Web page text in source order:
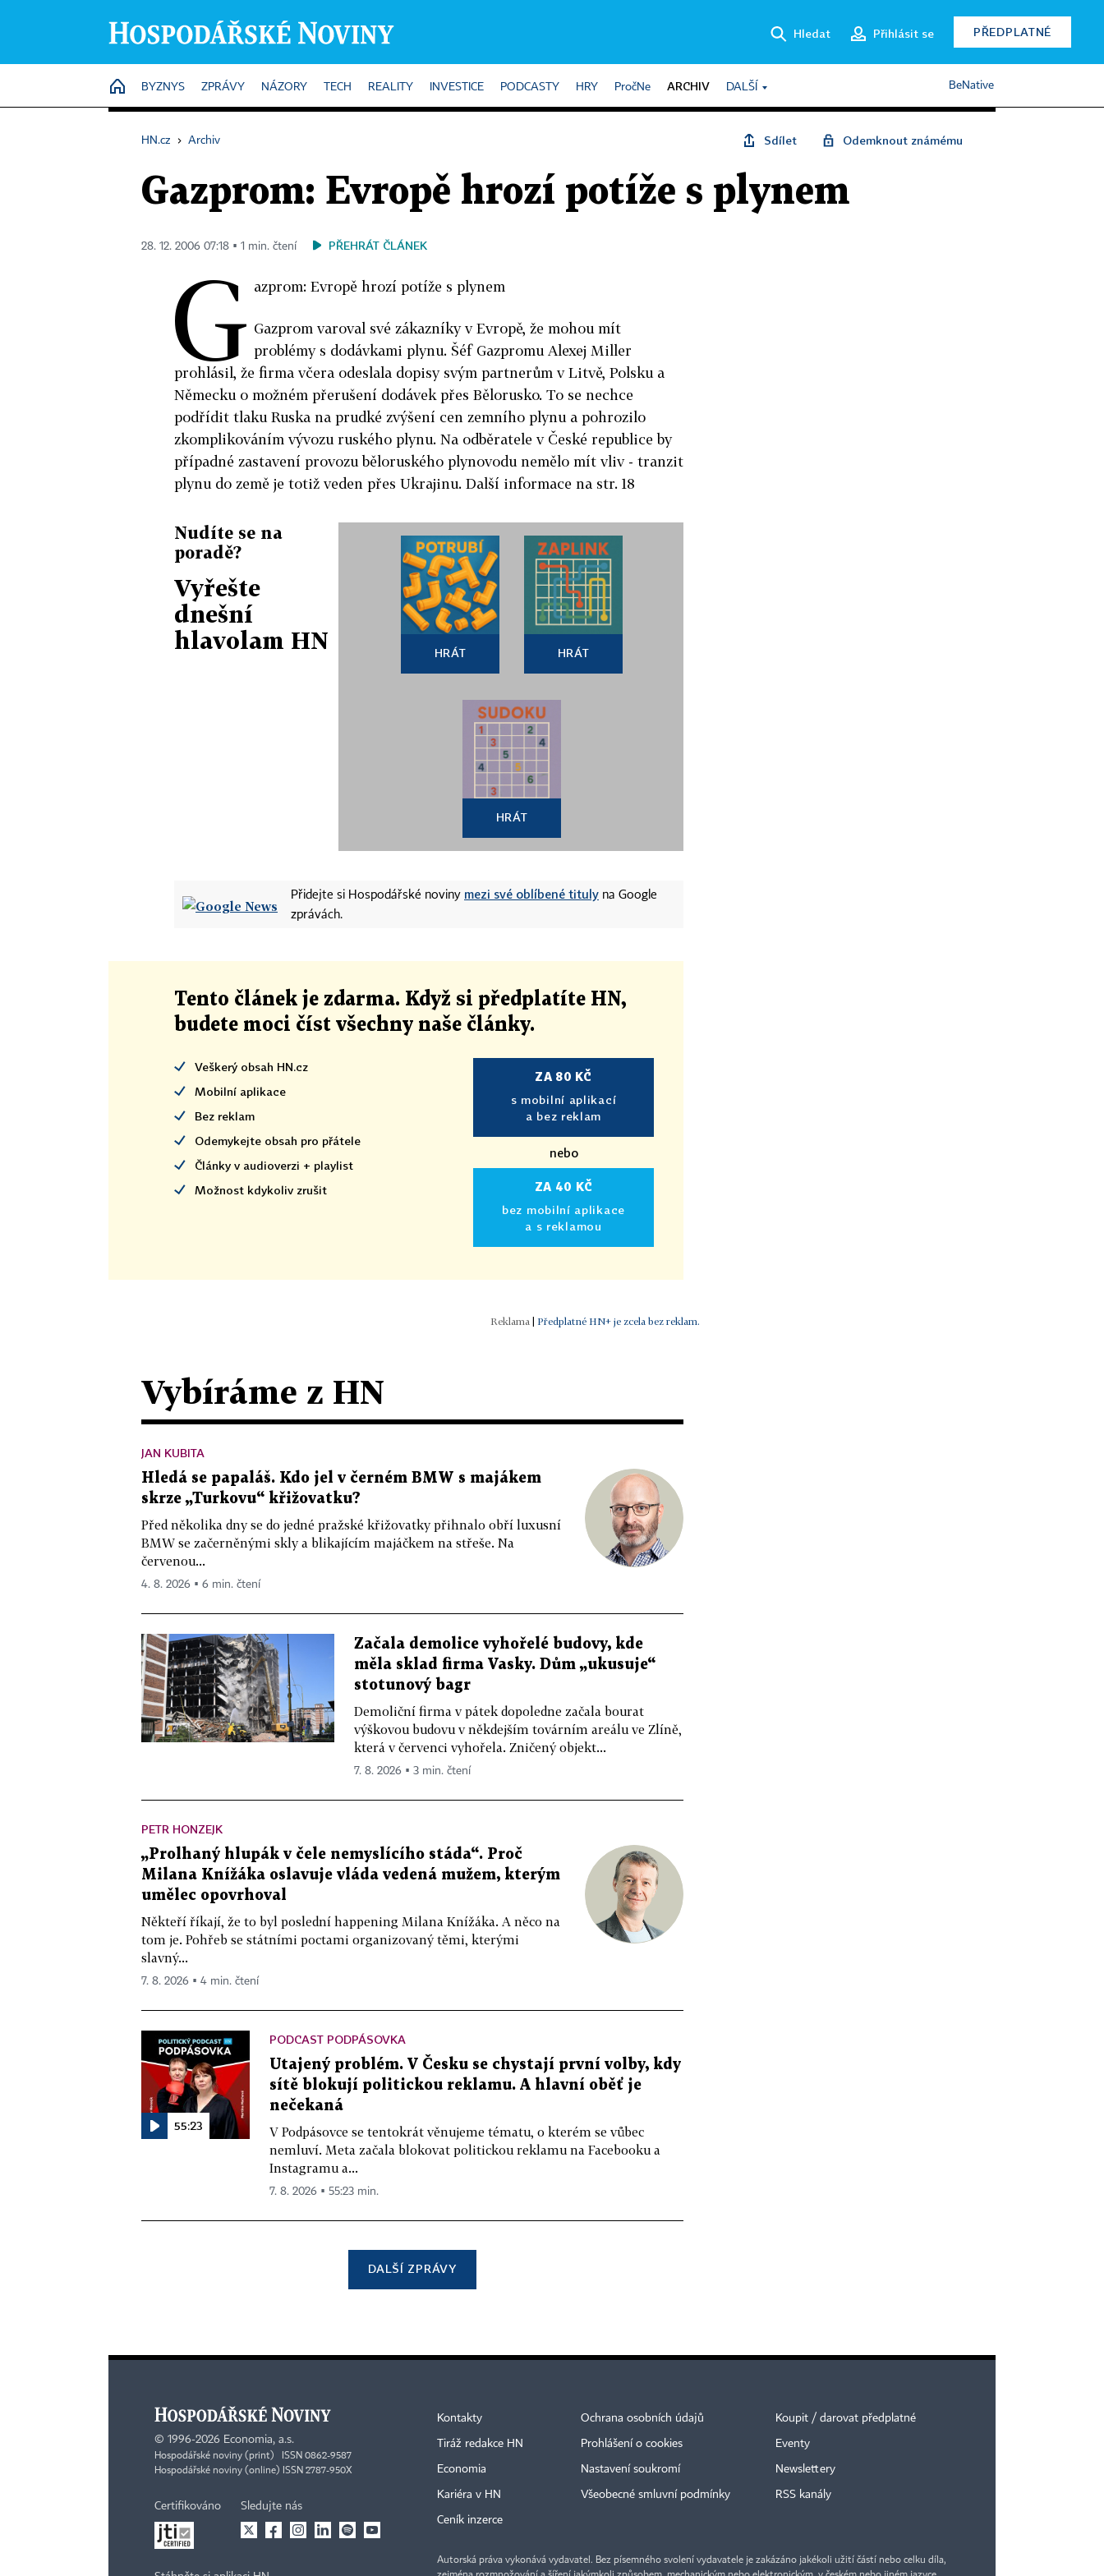
Hledat Přihlásit se PŘEDPLATNÉ
HOME
BYZNYS ZPRÁVY NÁZORY TECH REALITY INVESTICE PODCASTY HRY PročNe ARCHIV DALŠÍ BeNative
HN.cz › Archiv Sdílet Odemknout známému
Gazprom: Evropě hrozí potíže s plynem
28. 12. 2006 07:18 ▪ 1 min. čtení PŘEHRÁT ČLÁNEK
G azprom: Evropě hrozí potíže s plynem
Gazprom varoval své zákazníky v Evropě, že mohou mít
problémy s dodávkami plynu. Šéf Gazpromu Alexej Miller
prohlásil, že firma včera odeslala dopisy svým partnerům v Litvě, Polsku a
Německu o možném přerušení dodávek přes Bělorusko. To se nechce
podřídit tlaku Ruska na prudké zvýšení cen zemního plynu a pohrozilo
zkomplikováním vývozu ruského plynu. Na odběratele v České republice by
případné zastavení provozu běloruského plynovodu nemělo mít vliv - tranzit
plynu do země je totiž veden přes Ukrajinu. Další informace na str. 18
Nudíte se na
poradě?
Vyřešte
dnešní
hlavolam HN
HRÁT HRÁT
HRÁT
Přidejte si Hospodářské noviny mezi své oblíbené tituly na Google
zprávách.
Tento článek je zdarma. Když si předplatíte HN,
budete moci číst všechny naše články.
Veškerý obsah HN.cz
Mobilní aplikace
Bez reklam
Odemykejte obsah pro přátele
Články v audioverzi + playlist
Možnost kdykoliv zrušit
ZA 80 KČ
s mobilní aplikací
a bez reklam
nebo
ZA 40 KČ
bez mobilní aplikace
a s reklamou
Předplatné HN+ je zcela bez reklam.
Vybíráme z HN
JAN KUBITA
Hledá se papaláš. Kdo jel v černém BMW s majákem
skrze „Turkovu“ křižovatku?
Před několika dny se do jedné pražské křižovatky přihnalo obří luxusní
BMW se začerněnými skly a blikajícím majáčkem na střeše. Na
červenou...
4. 8. 2026 ▪ 6 min. čtení
Začala demolice vyhořelé budovy, kde
měla sklad firma Vasky. Dům „ukusuje“
stotunový bagr
Demoliční firma v pátek dopoledne začala bourat
výškovou budovu v někdejším továrním areálu ve Zlíně,
která v červenci vyhořela. Zničený objekt...
7. 8. 2026 ▪ 3 min. čtení
PETR HONZEJK
„Prolhaný hlupák v čele nemyslícího stáda“. Proč
Milana Knížáka oslavuje vláda vedená mužem, kterým
umělec opovrhoval
Někteří říkají, že to byl poslední happening Milana Knížáka. A něco na
tom je. Pohřeb se státními poctami organizovaný těmi, kterými
slavný...
7. 8. 2026 ▪ 4 min. čtení
55:23
PODCAST PODPÁSOVKA
Utajený problém. V Česku se chystají první volby, kdy
sítě blokují politickou reklamu. A hlavní oběť je
nečekaná
V Podpásovce se tentokrát věnujeme tématu, o kterém se vůbec
nemluví. Meta začala blokovat politickou reklamu na Facebooku a
Instagramu a...
7. 8. 2026 ▪ 55:23 min.
DALŠÍ ZPRÁVY
© 1996-2026 Economia, a.s.
Hospodářské noviny (print) ISSN 0862-9587
Hospodářské noviny (online) ISSN 2787-950X
Certifikováno Sledujte nás
Kontakty
Tiráž redakce HN
Economia
Kariéra v HN
Ceník inzerce
Ochrana osobních údajů
Prohlášení o cookies
Nastavení soukromí
Všeobecné smluvní podmínky
Koupit / darovat předplatné
Eventy
Newslettery
RSS kanály
Autorská práva vykonává vydavatel. Bez písemného svolení vydavatele je zakázáno jakékoli užití částí nebo celku díla,